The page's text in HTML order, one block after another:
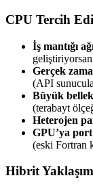
CPU Tercih
İş mantığı
Gerçek
(API
Büyük
(terabayt
Heterojen
GPU’ya
(eski Fortran
Hibrit